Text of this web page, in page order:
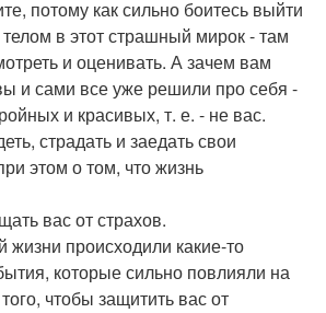
потому как сильно боитесь выйти
в этот страшный мирок - там
и оценивать. А зачем вам
и сами все уже решили про себя -
и красивых, т. е. - не вас.
страдать и заедать свои
этом о том, что жизнь
вас от страхов.
происходили какие-то
которые сильно повлияли на
чтобы защитить вас от